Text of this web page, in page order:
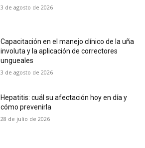
3 de agosto de 2026
Capacitación en el manejo clínico de la uña
involuta y la aplicación de correctores
ungueales
3 de agosto de 2026
Hepatitis: cuál su afectación hoy en día y
cómo prevenirla
28 de julio de 2026